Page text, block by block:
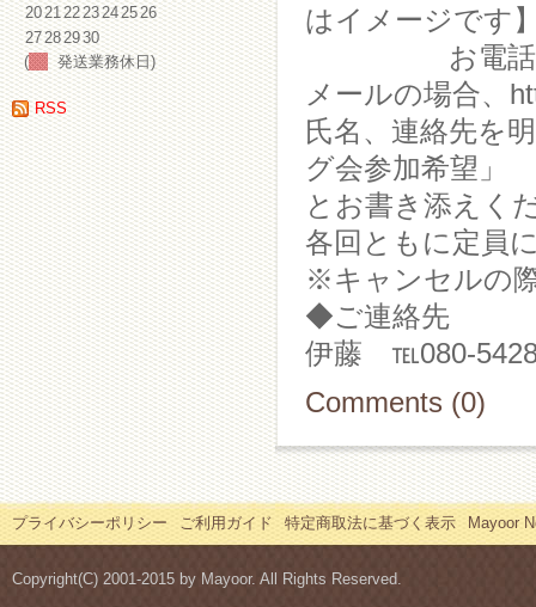
20212223242526
27282930
(
発送業務休日)
RSS
はイメージです
お電話での
メールの場合、
氏名、連絡先を
グ会参加希望」
とお書き添えく
各回ともに定員
※キャンセルの
◆ご連絡先 紅
伊藤 ℡080-
Comments (0)
プライバシーポリシー ご利用ガイド 特定商取法に基づく表示 Mayoor
Copyright(C) 2001-2015 by Mayoor. All Rights Reserved.